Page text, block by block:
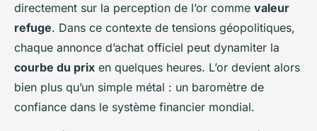
directement sur la perception de l’or comme valeur
refuge. Dans ce contexte de tensions géopolitiques,
chaque annonce d’achat officiel peut dynamiter la
courbe du prix en quelques heures. L’or devient alors
bien plus qu’un simple métal : un baromètre de
confiance dans le système financier mondial.